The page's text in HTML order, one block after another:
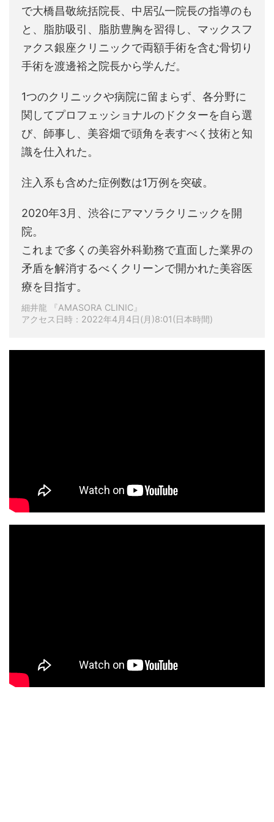
で大橋昌敬統括院長、中居弘一院長の指導のも
と、脂肪吸引、脂肪豊胸を習得し、マックスフ
ァクス銀座クリニックで両額手術を含む骨切り
手術を渡邊裕之院長から学んだ。
1つのクリニックや病院に留まらず、各分野に
関してプロフェッショナルのドクターを自ら選
び、師事し、美容畑で頭角を表すべく技術と知
識を仕入れた。
注入系も含めた症例数は1万例を突破。
2020年3月、渋谷にアマソラクリニックを開
院。
これまで多くの美容外科勤務で直面した業界の
矛盾を解消するべくクリーンで開かれた美容医
療を目指す。
細井龍 『AMASORA CLINIC』
アクセス日時：2022年4月4日(月)8:01(日本時間)